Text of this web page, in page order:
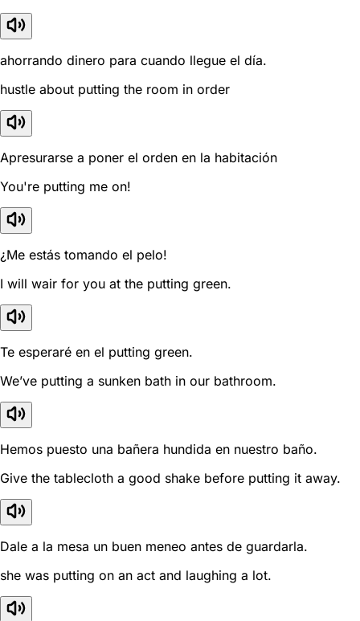
ahorrando dinero para cuando llegue el día.
hustle about putting the room in order
Apresurarse a poner el orden en la habitación
You're putting me on!
¿Me estás tomando el pelo!
I will wair for you at the putting green.
Te esperaré en el putting green.
We’ve putting a sunken bath in our bathroom.
Hemos puesto una bañera hundida en nuestro baño.
Give the tablecloth a good shake before putting it away.
Dale a la mesa un buen meneo antes de guardarla.
she was putting on an act and laughing a lot.